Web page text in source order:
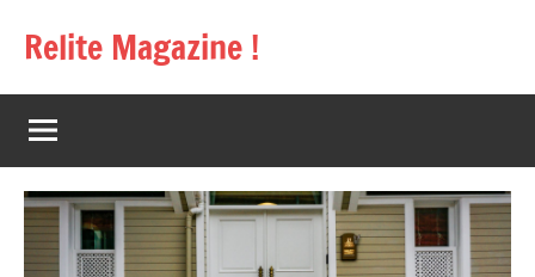
Relite Magazine !